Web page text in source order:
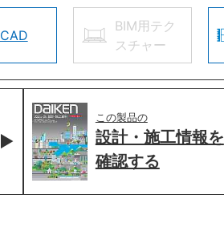
CAD
BIM用テク
スチャー
この製品の
設計・施工情報を
確認する